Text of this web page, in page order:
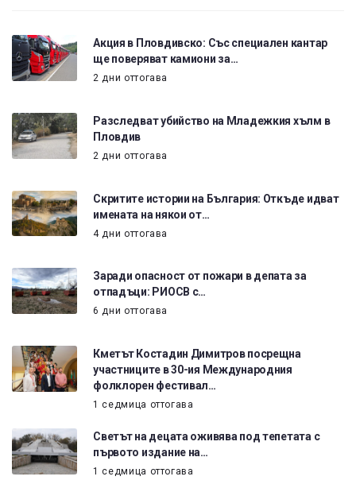
Акция в Пловдивско: Със специален кантар
ще поверяват камиони за…
2 дни оттогава
Разследват убийство на Младежкия хълм в
Пловдив
2 дни оттогава
Скритите истории на България: Откъде идват
имената на някои от…
4 дни оттогава
Заради опасност от пожари в депата за
отпадъци: РИОСВ с…
6 дни оттогава
Кметът Костадин Димитров посрещна
участниците в 30-ия Международния
фолклорен фестивал…
1 седмица оттогава
Светът на децата оживява под тепетата с
първото издание на…
1 седмица оттогава